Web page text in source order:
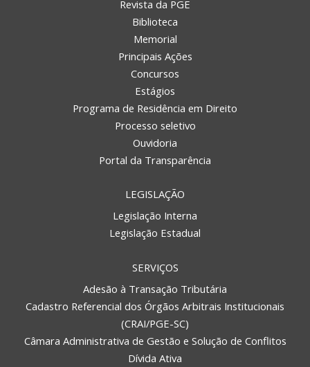
Revista da PGE
Biblioteca
Memorial
Principais Ações
Concursos
Estágios
Programa de Residência em Direito
Processo seletivo
Ouvidoria
Portal da Transparência
LEGISLAÇÃO
Legislação Interna
Legislação Estadual
SERVIÇOS
Adesão à Transação Tributária
Cadastro Referencial dos Órgãos Arbitrais Institucionais
(CRAI/PGE-SC)
Câmara Administrativa de Gestão e Solução de Conflitos
Dívida Ativa